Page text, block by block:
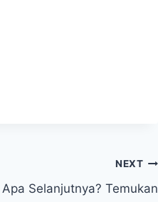
NEXT
Selanjutnya? Temukan